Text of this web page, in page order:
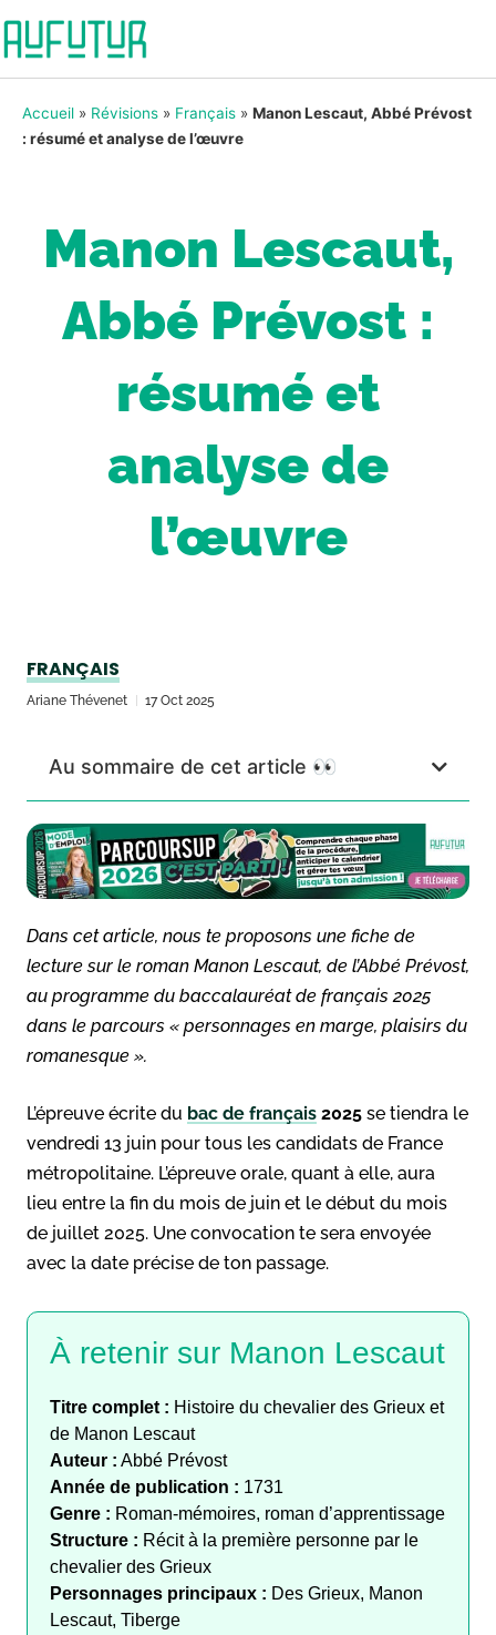
Accueil » Révisions » Français » Manon Lescaut, Abbé Prévost
: résumé et analyse de l’œuvre
Manon Lescaut,
Abbé Prévost :
résumé et
analyse de
l’œuvre
FRANÇAIS
Ariane Thévenet 17 Oct 2025
Au sommaire de cet article 👀
Dans cet article, nous te proposons une fiche de
lecture sur le roman Manon Lescaut, de l’Abbé Prévost,
au programme du baccalauréat de français 2025
dans le parcours « personnages en marge, plaisirs du
romanesque ».
L’épreuve écrite du bac de français 2025 se tiendra le
vendredi 13 juin pour tous les candidats de France
métropolitaine. L’épreuve orale, quant à elle, aura
lieu entre la fin du mois de juin et le début du mois
de juillet 2025. Une convocation te sera envoyée
avec la date précise de ton passage.
À retenir sur Manon Lescaut
Titre complet : Histoire du chevalier des Grieux et
de Manon Lescaut
Auteur : Abbé Prévost
Année de publication : 1731
Genre : Roman-mémoires, roman d’apprentissage
Structure : Récit à la première personne par le
chevalier des Grieux
Personnages principaux : Des Grieux, Manon
Lescaut, Tiberge